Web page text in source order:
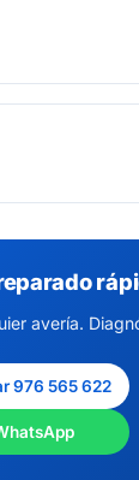
avería.
976 565 622